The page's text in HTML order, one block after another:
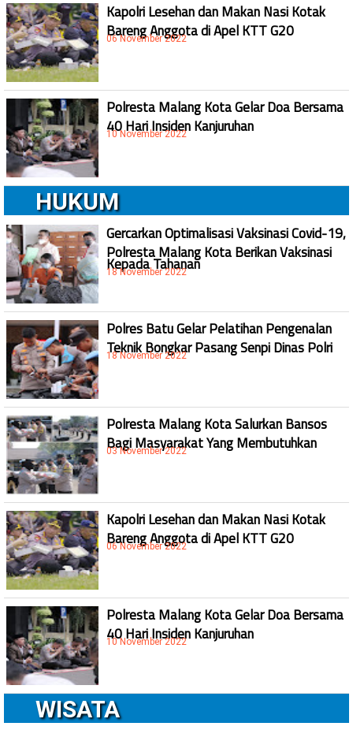
Kapolri Lesehan dan Makan Nasi Kotak
Bareng Anggota di Apel KTT G20
06 November 2022
Polresta Malang Kota Gelar Doa Bersama
40 Hari Insiden Kanjuruhan
10 November 2022
HUKUM
Gercarkan Optimalisasi Vaksinasi Covid-19,
Polresta Malang Kota Berikan Vaksinasi
Kepada Tahanan
18 November 2022
Polres Batu Gelar Pelatihan Pengenalan
Teknik Bongkar Pasang Senpi Dinas Polri
18 November 2022
Polresta Malang Kota Salurkan Bansos
Bagi Masyarakat Yang Membutuhkan
03 November 2022
Kapolri Lesehan dan Makan Nasi Kotak
Bareng Anggota di Apel KTT G20
06 November 2022
Polresta Malang Kota Gelar Doa Bersama
40 Hari Insiden Kanjuruhan
10 November 2022
WISATA